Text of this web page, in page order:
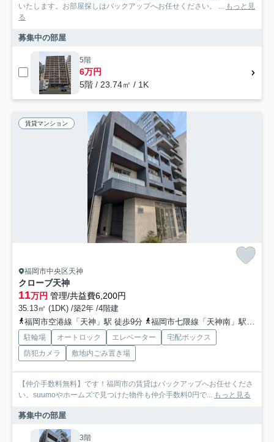
いたします。お部屋探しはバックアップへお任せください。 ...
もっと見
る
募集中の部屋
5階
6万円
5階 / 23.74㎡ / 1K
賃貸マンション
福岡市中央区天神
クローブ天神
11万円 管理/共益費6,200円
35.13㎡ (1DK) /築2年 /4階建
福岡市空港線「天神」駅 徒歩9分
福岡市七隈線「天神南」駅 徒歩14分
駐輪場 オートロック エレベーター
宅配ボックス
防犯カメラ
敷地内ごみ置き場
【仲介手数料無料】です！福岡市の賃貸はバックアップへお任せくださ
い。suumoやホームズで見つけた物件も仲介手数料0円で...
もっと見る
募集中の部屋
3階